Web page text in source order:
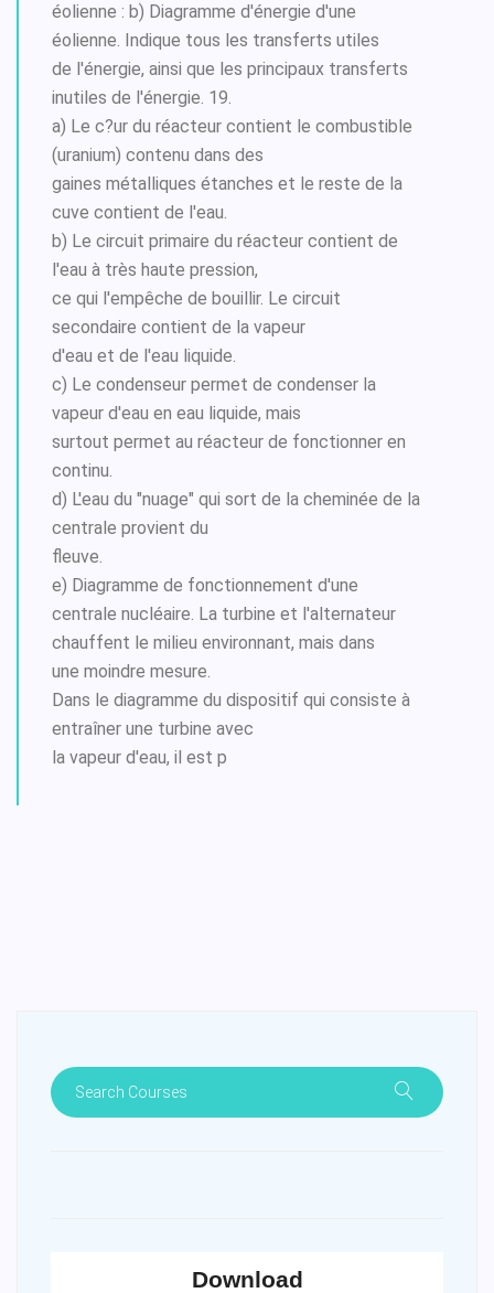
éolienne : b) Diagramme d'énergie d'une
éolienne. Indique tous les transferts utiles
de l'énergie, ainsi que les principaux transferts
inutiles de l'énergie. 19.
a) Le c?ur du réacteur contient le combustible
(uranium) contenu dans des
gaines métalliques étanches et le reste de la
cuve contient de l'eau.
b) Le circuit primaire du réacteur contient de
l'eau à très haute pression,
ce qui l'empêche de bouillir. Le circuit
secondaire contient de la vapeur
d'eau et de l'eau liquide.
c) Le condenseur permet de condenser la
vapeur d'eau en eau liquide, mais
surtout permet au réacteur de fonctionner en
continu.
d) L'eau du "nuage" qui sort de la cheminée de la
centrale provient du
fleuve.
e) Diagramme de fonctionnement d'une
centrale nucléaire. La turbine et l'alternateur
chauffent le milieu environnant, mais dans
une moindre mesure.
Dans le diagramme du dispositif qui consiste à
entraîner une turbine avec
la vapeur d'eau, il est p
Download